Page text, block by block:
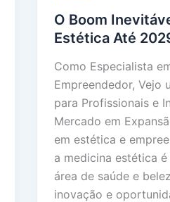
O Boom
Estética Até
Como Especialista
Empreendedor, Vejo
para Profissionais e
Mercado em
em estética e
a medicina estética
área de saúde e
inovação e